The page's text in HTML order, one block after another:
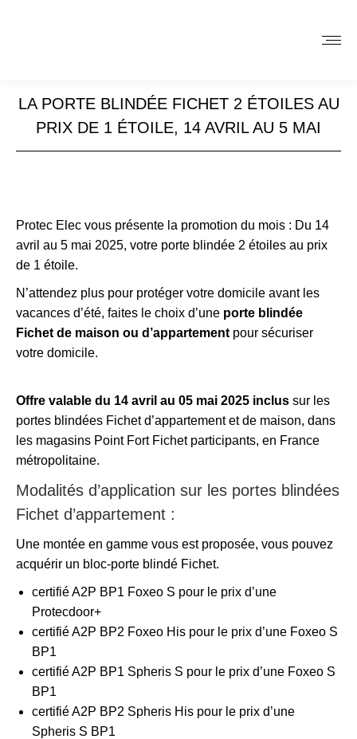
LA PORTE BLINDÉE FICHET 2 ÉTOILES AU
PRIX DE 1 ÉTOILE, 14 AVRIL AU 5 MAI
Protec Elec vous présente la promotion du mois : Du 14
avril au 5 mai 2025, votre porte blindée 2 étoiles au prix
de 1 étoile.
N’attendez plus pour protéger votre domicile avant les
vacances d’été, faites le choix d’une porte blindée
Fichet de maison ou d’appartement pour sécuriser
votre domicile.
Offre valable du 14 avril au 05 mai 2025 inclus sur les
portes blindées Fichet d’appartement et de maison, dans
les magasins Point Fort Fichet participants, en France
métropolitaine.
Modalités d’application sur les portes blindées
Fichet d’appartement :
Une montée en gamme vous est proposée, vous pouvez
acquérir un bloc-porte blindé Fichet.
certifié A2P BP1 Foxeo S pour le prix d’une
Protecdoor+
certifié A2P BP2 Foxeo His pour le prix d’une Foxeo S
BP1
certifié A2P BP1 Spheris S pour le prix d’une Foxeo S
BP1
certifié A2P BP2 Spheris His pour le prix d’une
Spheris S BP1